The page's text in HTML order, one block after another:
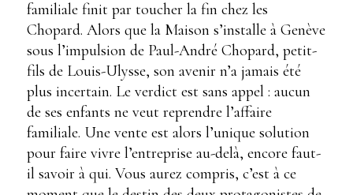
familiale finit par toucher la fin chez les
Chopard. Alors que la Maison s’installe à Genève
sous l’impulsion de Paul-André Chopard, petit-
fils de Louis-Ulysse, son avenir n’a jamais été
plus incertain. Le verdict est sans appel : aucun
de ses enfants ne veut reprendre l’affaire
familiale. Une vente est alors l’unique solution
pour faire vivre l’entreprise au-delà, encore faut-
il savoir à qui. Vous aurez compris, c’est à ce